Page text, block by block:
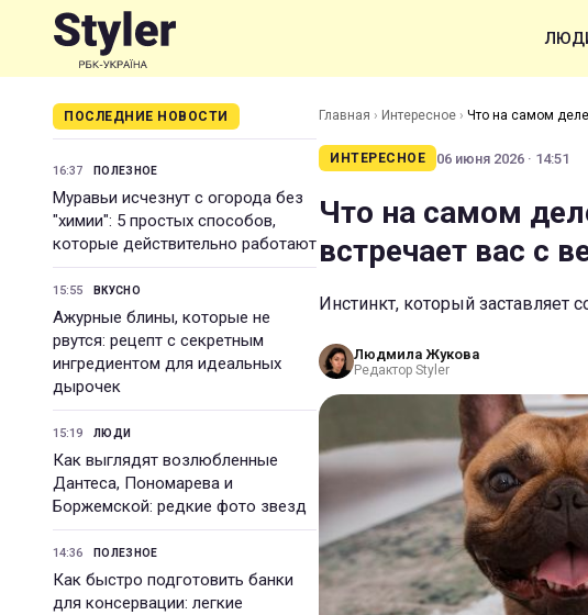
ПОСЛЕДНИЕ НОВОСТИ
16:37 ПОЛЕЗНОЕ
Муравьи исчезнут с огорода без
"химии": 5 простых способов,
которые действительно работают
15:55 ВКУСНО
Ажурные блины, которые не
рвутся: рецепт с секретным
ингредиентом для идеальных
дырочек
15:19 ЛЮДИ
Как выглядят возлюбленные
Дантеса, Пономарева и
Боржемской: редкие фото звезд
14:36 ПОЛЕЗНОЕ
Как быстро подготовить банки
для консервации: легкие
Главная › Интересное › Что на самом деле
ИНТЕРЕСНОЕ 06 июня 2026 · 14:51
Что на самом
встречает вас с
Инстинкт, который заставляет
Людмила Жукова
Редактор Styler